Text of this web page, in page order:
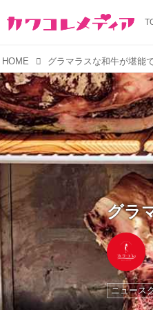
HOME グラマラスな和牛が堪能
グラ
ニュース